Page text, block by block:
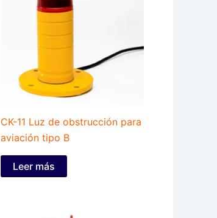
CK-11 Luz de obstrucción para
aviación tipo B
Leer más